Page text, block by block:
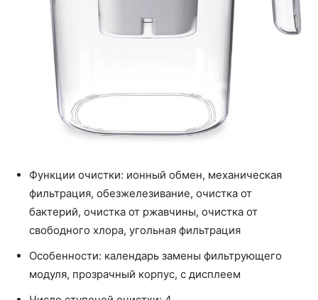
Функции очистки: ионный обмен, механическая
фильтрация, обезжелезивание, очистка от
бактерий, очистка от ржавчины, очистка от
свободного хлора, угольная фильтрация
Особенности: календарь замены фильтрующего
модуля, прозрачный корпус, с дисплеем